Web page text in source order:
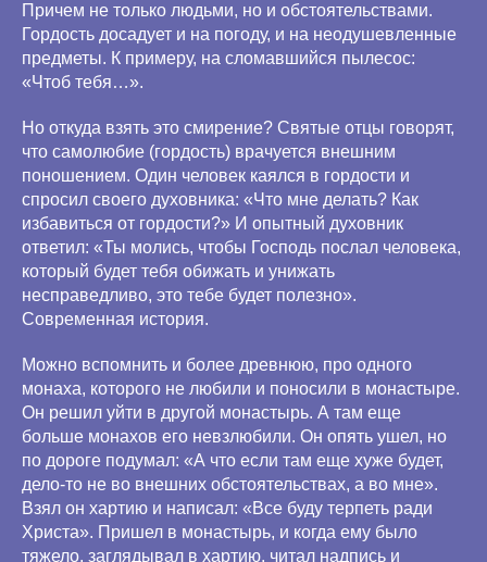
Причем не только людьми, но и обстоятельствами.
Гордость досадует и на погоду, и на неодушевленные
предметы. К примеру, на сломавшийся пылесос:
«Чтоб тебя…».
Но откуда взять это смирение? Святые отцы говорят,
что самолюбие (гордость) врачуется внешним
поношением. Один человек каялся в гордости и
спросил своего духовника: «Что мне делать? Как
избавиться от гордости?» И опытный духовник
ответил: «Ты молись, чтобы Господь послал человека,
который будет тебя обижать и унижать
несправедливо, это тебе будет полезно».
Современная история.
Можно вспомнить и более древнюю, про одного
монаха, которого не любили и поносили в монастыре.
Он решил уйти в другой монастырь. А там еще
больше монахов его невзлюбили. Он опять ушел, но
по дороге подумал: «А что если там еще хуже будет,
дело-то не во внешних обстоятельствах, а во мне».
Взял он хартию и написал: «Все буду терпеть ради
Христа». Пришел в монастырь, и когда ему было
тяжело, заглядывал в хартию, читал надпись и